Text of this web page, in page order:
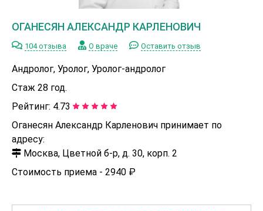
ОГАНЕСЯН АЛЕКСАНДР КАРЛЕНОВИЧ
104 отзыва О враче Оставить отзыв
Андролог, Уролог, Уролог-андролог
Стаж 28 год.
Рейтинг: 4.73
Оганесян Александр Карленович принимает по
адресу:
Москва, Цветной б-р, д. 30, корп. 2
Стоимость приема - 2940 ₽